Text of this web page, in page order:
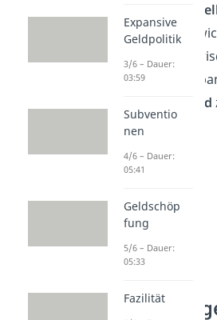
können, ist es
Unterschied
also
Zentralbankgeld
Expansive
Geldpolitik
3/6 – Dauer:
03:59
Subventio
nen
4/6 – Dauer:
05:41
Geldschöp
fung
5/6 – Dauer:
05:33
Fazilität